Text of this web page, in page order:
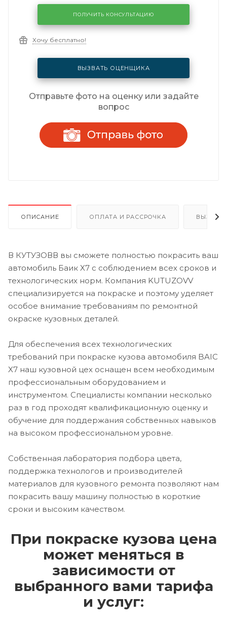
ПОЛУЧИТЬ КОНСУЛЬТАЦИЮ
Хочу бесплатно!
ВЫЗВАТЬ ОЦЕНЩИКА
Отправьте фото на оценку или задайте
вопрос
ОПИСАНИЕ ОПЛАТА И РАССРОЧКА ВЫЗОВ
В КУТУЗОВВ вы сможете полностью покрасить ваш
автомобиль Баик X7 с соблюдением всех сроков и
технологических норм. Компания KUTUZOVV
специализируется на покраске и поэтому уделяет
особое внимание требованиям по ремонтной
окраске кузовных деталей.
Для обеспечения всех технологических
требований при покраске кузова автомобиля BAIC
X7 наш кузовной цех оснащен всем необходимым
профессиональным оборудованием и
инструментом. Специалисты компании несколько
раз в год проходят квалификационную оценку и
обучение для поддержания собственных навыков
на высоком профессиональном уровне.
Собственная лаборатория подбора цвета,
поддержка технологов и производителей
материалов для кузовного ремонта позволяют нам
покрасить вашу машину полностью в короткие
сроки и высоким качеством.
При покраске кузова цена
может меняться в
зависимости от
выбранного вами тарифа
и услуг: